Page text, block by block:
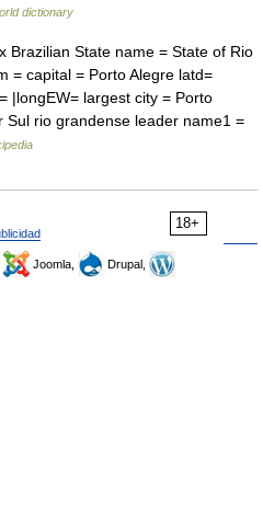
dictionary
Brazilian State name = State of Rio
= capital = Porto Alegre latd=
|longEW= largest city = Porto
Sul rio grandense leader name1 =
18+
Joomla,
Drupal,